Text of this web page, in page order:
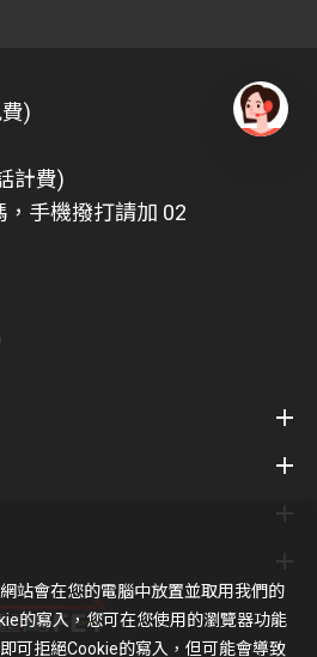
)
計費)
手機撥打請加 02
站會在您的電腦中放置並取用我們的
的寫入，您可在您使用的瀏覽器功能
可拒絕Cookie的寫入，但可能會導致